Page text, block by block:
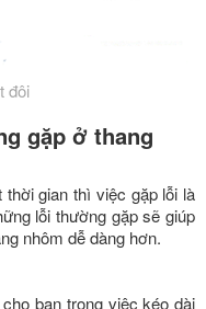
đôi
gặp ở thang
gian thì việc gặp lỗi là
lỗi thường gặp sẽ giúp
nhôm dễ dàng hơn.
bạn trong việc kéo dài